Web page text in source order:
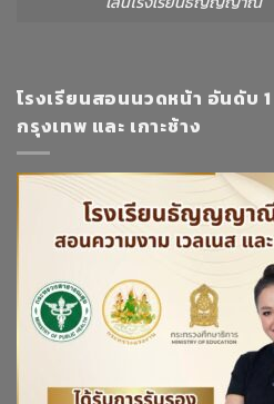
โรงเรียนสอนนวดหน้า อันดับ
กรุงเทพ และ เกาะช้าง